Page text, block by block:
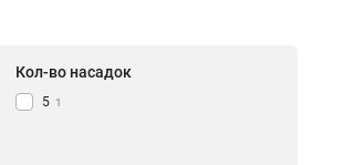
Кол-во насадок
5 1